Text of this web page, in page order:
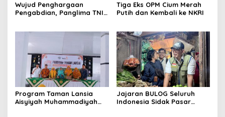
Wujud Penghargaan
Pengabdian, Panglima TNI
Tiga Eks OPM Cium Merah
Putih dan Kembali ke NKRI
Program Taman Lansia
Aisyiyah Muhammadiyah
Jajaran BULOG Seluruh
Indonesia Sidak Pasar